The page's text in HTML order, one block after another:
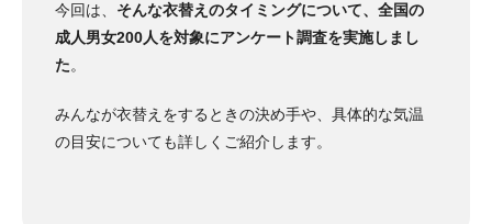
今回は、 そんな衣替えのタイミングについて、全国の
成人男女200人を対象にアンケート調査を実施しまし
た。
みんなが衣替えをするときの決め手や、具体的な気温
の目安についても詳しくご紹介します。